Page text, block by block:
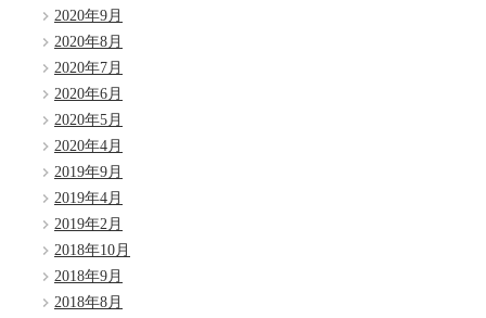
2020年9月
2020年8月
2020年7月
2020年6月
2020年5月
2020年4月
2019年9月
2019年4月
2019年2月
2018年10月
2018年9月
2018年8月